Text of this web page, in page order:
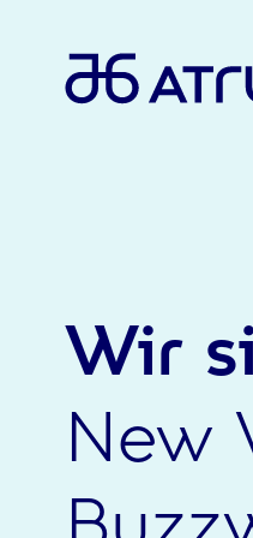
Wir
New